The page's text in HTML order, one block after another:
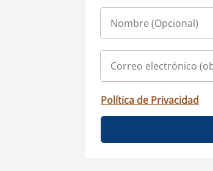
Política de Privacidad